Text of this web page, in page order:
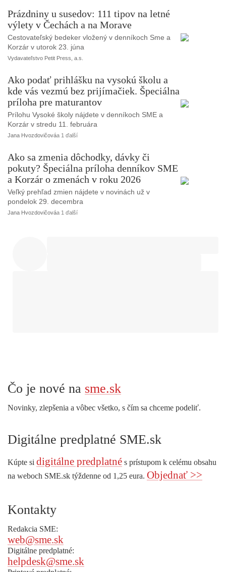
Prázdniny u susedov: 111 tipov na letné
výlety v Čechách a na Morave
Cestovateľský bedeker vložený v denníkoch Sme a
Korzár v utorok 23. júna
Vydavateľstvo Petit Press, a.s.
Ako podať prihlášku na vysokú školu a
kde vás vezmú bez prijímačiek. Špeciálna
príloha pre maturantov
Prílohu Vysoké školy nájdete v denníkoch SME a
Korzár v stredu 11. februára
Jana Hvozdovičováa 1 ďalší
Ako sa zmenia dôchodky, dávky či
pokuty? Špeciálna príloha denníkov SME
a Korzár o zmenách v roku 2026
Veľký prehľad zmien nájdete v novinách už v
pondelok 29. decembra
Jana Hvozdovičováa 1 ďalší
Čo je nové na sme.sk
Novinky, zlepšenia a vôbec všetko, s čím sa chceme podeliť.
Digitálne predplatné SME.sk
Kúpte si digitálne predplatné s prístupom k celému obsahu
na weboch SME.sk týždenne od 1,25 eura. Objednať >>
Kontakty
Redakcia SME:
web@sme.sk
Digitálne predplatné:
helpdesk@sme.sk